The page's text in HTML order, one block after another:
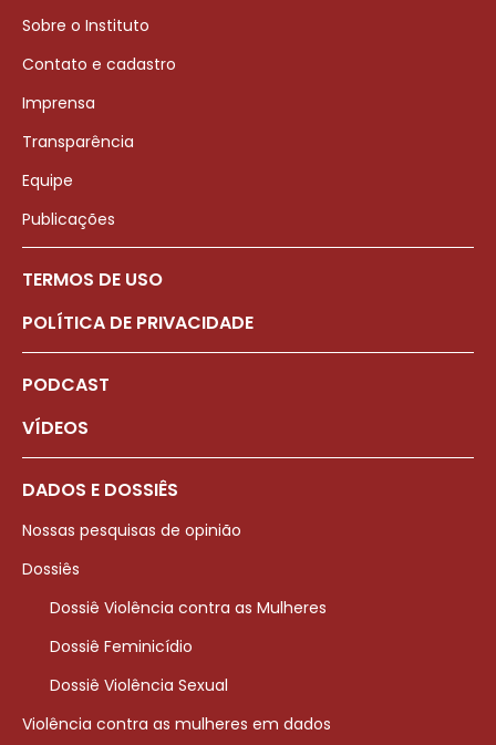
Sobre o Instituto
Contato e cadastro
Imprensa
Transparência
Equipe
Publicações
TERMOS DE USO
POLÍTICA DE PRIVACIDADE
PODCAST
VÍDEOS
DADOS E DOSSIÊS
Nossas pesquisas de opinião
Dossiês
Dossiê Violência contra as Mulheres
Dossiê Feminicídio
Dossiê Violência Sexual
Violência contra as mulheres em dados